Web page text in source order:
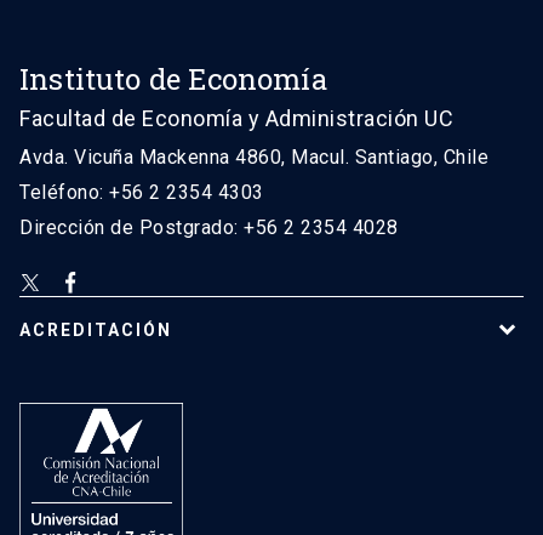
Instituto de Economía
Facultad de Economía y Administración UC
Avda. Vicuña Mackenna 4860, Macul. Santiago, Chile
Teléfono: +56 2 2354 4303
Dirección de Postgrado: +56 2 2354 4028
ACREDITACIÓN